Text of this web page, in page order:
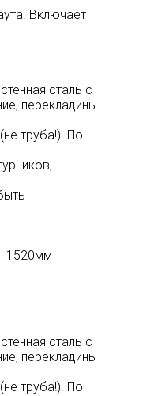
Включает
сталь с
перекладины
труба!). По
1520мм
сталь с
перекладины
труба!). По